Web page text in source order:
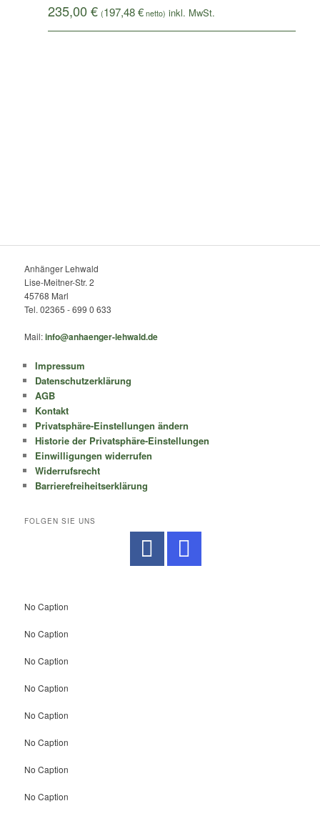
235,00€ (197,48€netto)
Anhänger Lehwald
Lise-Meitner-Str. 2
45768 Marl
Tel. 02365 - 699 0 633
Mail:info@anhaenger-lehwald.de
Impressum
Datenschutzerklärung
AGB
Kontakt
Privatsphäre-Einstellungen ändern
Historie der Privatsphäre-Einstellungen
Einwilligungen widerrufen
Widerrufsrecht
Barrierefreiheitserklärung
FOLGEN SIE UNS
No Caption
No Caption
No Caption
No Caption
No Caption
No Caption
No Caption
No Caption